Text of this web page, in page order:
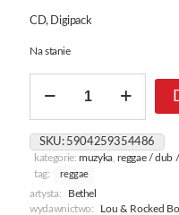
CD, Digipack
Na stanie
Dobrze
Jesteś
SKU: 5904259354486
kategorie:muzyka ,reggae / dub
tag:
reggae
artysta:
Bethel
wydawnictwo:
Lou & Rocked